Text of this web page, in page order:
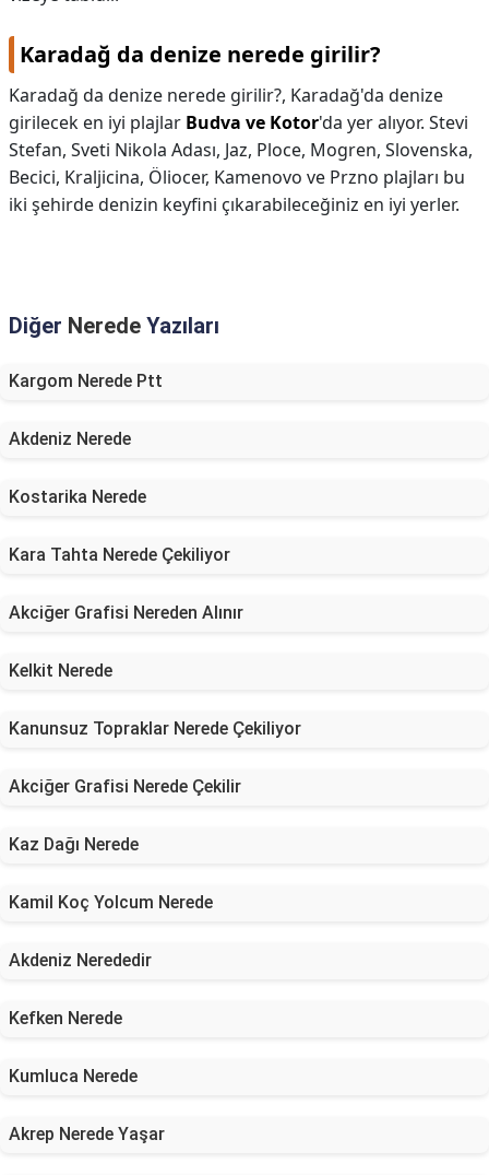
Karadağ da denize nerede girilir?
Karadağ da denize nerede girilir?, Karadağ'da denize
girilecek en iyi plajlar Budva ve Kotor'da yer alıyor. Stevi
Stefan, Sveti Nikola Adası, Jaz, Ploce, Mogren, Slovenska,
Becici, Kraljicina, Öliocer, Kamenovo ve Przno plajları bu
iki şehirde denizin keyfini çıkarabileceğiniz en iyi yerler.
Diğer Nerede Yazıları
Kargom Nerede Ptt
Akdeniz Nerede
Kostarika Nerede
Kara Tahta Nerede Çekiliyor
Akciğer Grafisi Nereden Alınır
Kelkit Nerede
Kanunsuz Topraklar Nerede Çekiliyor
Akciğer Grafisi Nerede Çekilir
Kaz Dağı Nerede
Kamil Koç Yolcum Nerede
Akdeniz Nerededir
Kefken Nerede
Kumluca Nerede
Akrep Nerede Yaşar